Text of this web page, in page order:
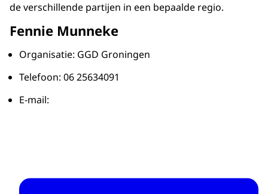
de verschillende partijen in een bepaalde regio.
Fennie Munneke
Organisatie: GGD Groningen
Telefoon: 06 25634091
E-mail: